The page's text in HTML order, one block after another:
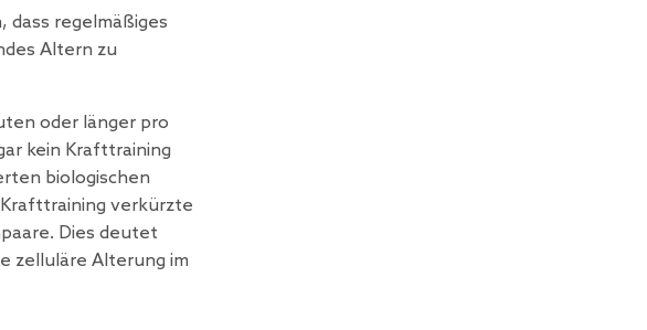
dass regelmäßiges
Altern zu
oder länger pro
kein Krafttraining
biologischen
verkürzte
Dies deutet
zelluläre Alterung im